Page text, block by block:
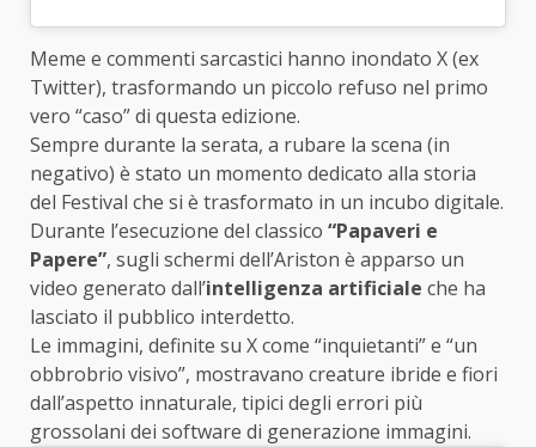
Meme e commenti sarcastici hanno inondato X (ex
Twitter), trasformando un piccolo refuso nel primo
vero “caso” di questa edizione.
Sempre durante la serata, a rubare la scena (in
negativo) è stato un momento dedicato alla storia
del Festival che si è trasformato in un incubo digitale.
Durante l’esecuzione del classico “Papaveri e
Papere”, sugli schermi dell’Ariston è apparso un
video generato dall’intelligenza artificiale che ha
lasciato il pubblico interdetto.
Le immagini, definite su X come “inquietanti” e “un
obbrobrio visivo”, mostravano creature ibride e fiori
dall’aspetto innaturale, tipici degli errori più
grossolani dei software di generazione immagini.